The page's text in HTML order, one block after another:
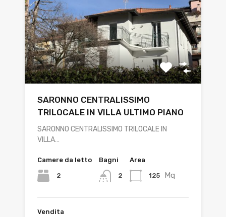
SARONNO CENTRALISSIMO
TRILOCALE IN VILLA ULTIMO PIANO
SARONNO CENTRALISSIMO TRILOCALE IN
VILLA…
Camere da letto
2
Bagni
2
Area
125 Mq
Vendita